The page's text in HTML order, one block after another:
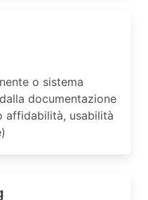
o sistema
documentazione
affidabilità, usabilità